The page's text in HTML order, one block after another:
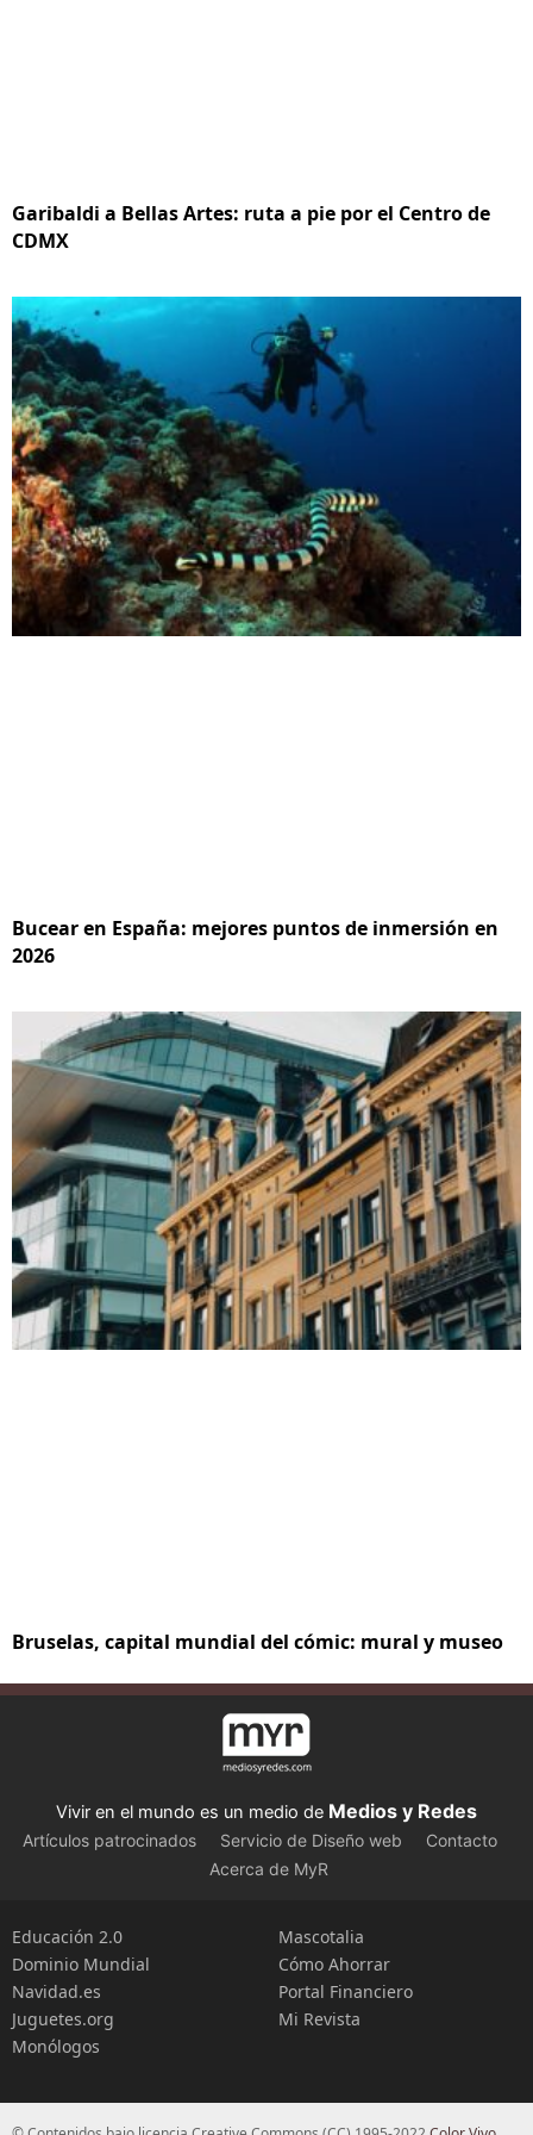
Garibaldi a Bellas Artes: ruta a pie por el Centro de
CDMX
Bucear en España: mejores puntos de inmersión en
2026
Bruselas, capital mundial del cómic: mural y museo
Vivir en el mundo es un medio de Medios y Redes
Artículos patrocinados Servicio de Diseño web
Contacto
Acerca de MyR
Educación 2.0
Dominio Mundial
Navidad.es
Juguetes.org
Monólogos
Mascotalia
Cómo Ahorrar
Portal Financiero
Mi Revista